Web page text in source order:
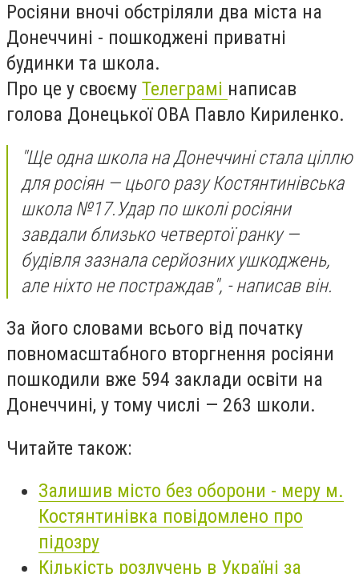
Росіяни вночі обстріляли два міста на
Донеччині - пошкоджені приватні
будинки та школа.
Про це у своєму Телеграмі написав
голова Донецької ОВА Павло Кириленко.
"Ще одна школа на Донеччині стала ціллю
для росіян — цього разу Костянтинівська
школа №17.Удар по школі росіяни
завдали близько четвертої ранку —
будівля зазнала серйозних ушкоджень,
але ніхто не постраждав", - написав він.
За його словами всього від початку
повномасштабного вторгнення росіяни
пошкодили вже 594 заклади освіти на
Донеччині, у тому числі — 263 школи.
Читайте також:
Залишив місто без оборони - меру м.
Костянтинівка повідомлено про
підозру
Кількість розлучень в Україні за